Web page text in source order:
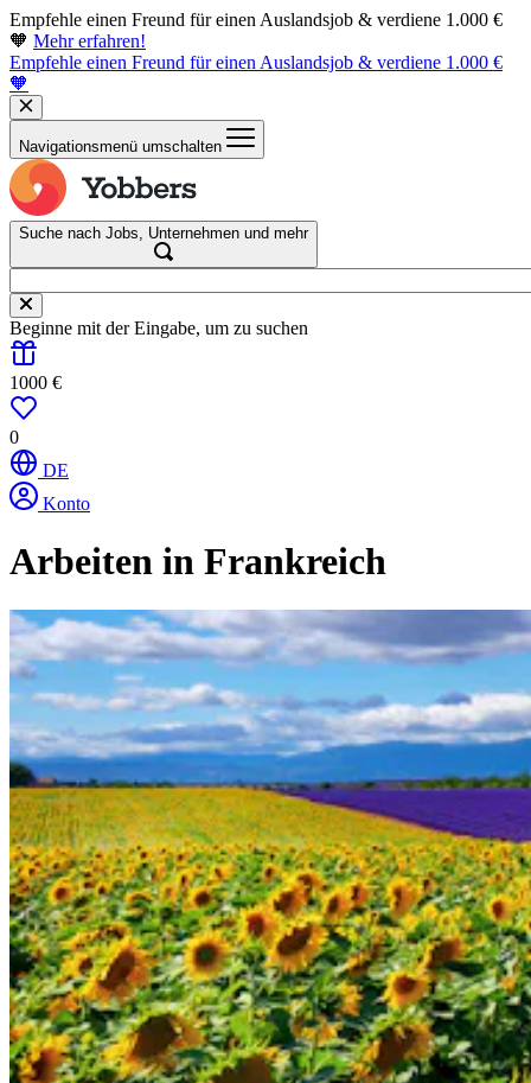
Empfehle einen Freund für einen Auslandsjob & verdiene 1.000 €
🧡 Mehr erfahren!
Empfehle einen Freund für einen Auslandsjob & verdiene 1.000 €
🧡
Navigationsmenü umschalten
Suche nach Jobs, Unternehmen und mehr
Beginne mit der Eingabe, um zu suchen
1000 €
0
DE
Konto
Arbeiten in Frankreich